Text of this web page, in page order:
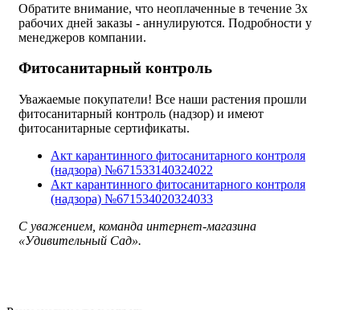
Обратите внимание, что неоплаченные в течение 3х
рабочих дней заказы - аннулируются. Подробности у
менеджеров компании.
Фитосанитарный контроль
Уважаемые покупатели! Все наши растения прошли
фитосанитарный контроль (надзор) и имеют
фитосанитарные сертификаты.
Акт карантинного фитосанитарного контроля
(надзора) №671533140324022
Акт карантинного фитосанитарного контроля
(надзора) №671534020324033
С уважением, команда интернет-магазина
«Удивительный Сад».